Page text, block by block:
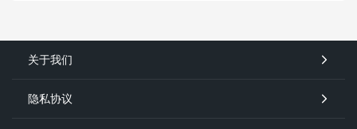
关于我们
隐私协议